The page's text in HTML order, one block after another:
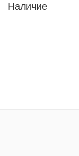
Наличие